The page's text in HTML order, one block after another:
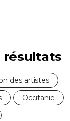
résultats
des artistes
Occitanie